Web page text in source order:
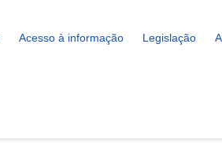
Acesso à informação Legislação